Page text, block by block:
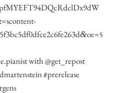
&oe=5